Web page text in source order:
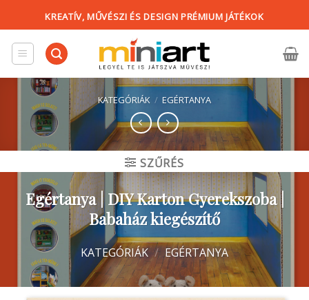
content
KREATÍV, MŰVÉSZI ÉS DESIGN PRÉMIUM JÁTÉKOK
KATEGÓRIÁK / EGÉRTANYA
SZŰRÉS
Egértanya | DIY Karton Gyerekszoba |
Babaház kiegészítő
KATEGÓRIÁK / EGÉRTANYA